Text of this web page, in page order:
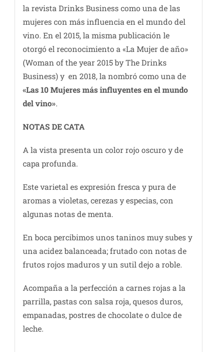
la revista Drinks Business como una de las
mujeres con más influencia en el mundo del
vino. En el 2015, la misma publicación le
otorgó el reconocimiento a «La Mujer de año»
(Woman of the year 2015 by The Drinks
Business) y en 2018, la nombró como una de
«Las 10 Mujeres más influyentes en el mundo
del vino».
NOTAS DE CATA
A la vista presenta un color rojo oscuro y de
capa profunda.
Este varietal es expresión fresca y pura de
aromas a violetas, cerezas y especias, con
algunas notas de menta.
En boca percibimos unos taninos muy subes y
una acidez balanceada; frutado con notas de
frutos rojos maduros y un sutil dejo a roble.
Acompaña a la perfección a carnes rojas a la
parrilla, pastas con salsa roja, quesos duros,
empanadas, postres de chocolate o dulce de
leche.